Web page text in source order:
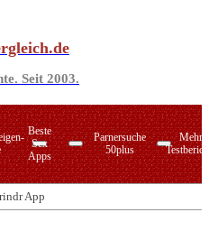
Seit 2003.
Beste
Sex
Apps
Parnersuche
50plus
Mehr
App